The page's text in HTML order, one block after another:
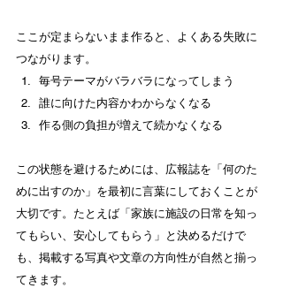
ここが定まらないまま作ると、よくある失敗に
つながります。
毎号テーマがバラバラになってしまう
誰に向けた内容かわからなくなる
作る側の負担が増えて続かなくなる
この状態を避けるためには、広報誌を「何のた
めに出すのか」を最初に言葉にしておくことが
大切です。たとえば「家族に施設の日常を知っ
てもらい、安心してもらう」と決めるだけで
も、掲載する写真や文章の方向性が自然と揃っ
てきます。